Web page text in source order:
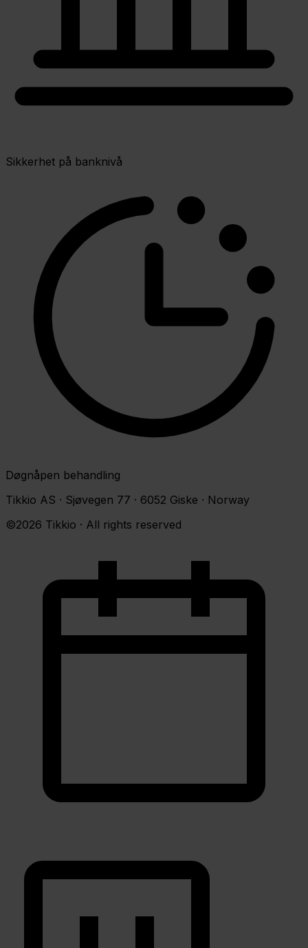
Sikkerhet på banknivå
Døgnåpen behandling
Tikkio AS · Sjøvegen 77 · 6052 Giske · Norway
©2026 Tikkio · All rights reserved